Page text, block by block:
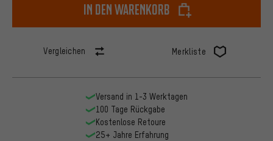
In den Warenkorb
Vergleichen Merkliste
Versand in 1-3 Werktagen
100 Tage Rückgabe
Kostenlose Retoure
25+ Jahre Erfahrung